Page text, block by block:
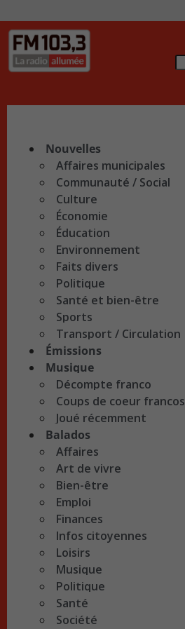
Nouvelles
Affaires municipales
Communauté / Social
Culture
Économie
Éducation
Environnement
Faits divers
Politique
Santé et bien-être
Sports
Transport / Circulation
Émissions
Musique
Décompte franco
Coups de coeur francos
Joué récemment
Balados
Affaires
Art de vivre
Bien-être
Emploi
Finances
Infos citoyennes
Loisirs
Musique
Politique
Santé
Société